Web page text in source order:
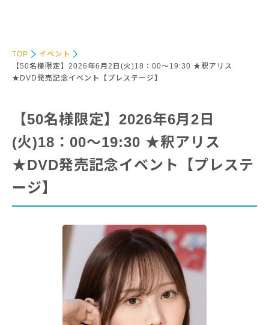
TOP
イベント
【50名様限定】2026年6月2日(火)18：00～19:30 ★釈アリス
★DVD発売記念イベント【プレステージ】
【50名様限定】2026年6月2日
(火)18：00～19:30 ★釈アリス
★DVD発売記念イベント【プレステ
ージ】